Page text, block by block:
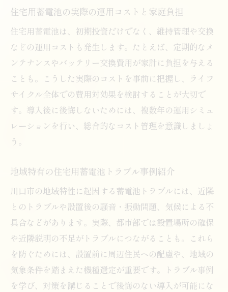
住宅用蓄電池の実際の運用コストと家庭負担
住宅用蓄電池は、初期投資だけでなく、維持管理や交換
などの運用コストも発生します。たとえば、定期的なメ
ンテナンスやバッテリー交換費用が家計に負担を与える
ことも。こうした実際のコストを事前に把握し、ライフ
サイクル全体での費用対効果を検討することが大切で
す。導入後に後悔しないためには、複数年の運用シミュ
レーションを行い、総合的なコスト管理を意識しましょ
う。
地域特有の住宅用蓄電池トラブル事例紹介
川口市の地域特性に起因する蓄電池トラブルには、近隣
とのトラブルや設置後の騒音・振動問題、気候による不
具合などがあります。実際、都市部では設置場所の確保
や近隣説明の不足がトラブルにつながることも。これら
を防ぐためには、設置前に周辺住民への配慮や、地域の
気象条件を踏まえた機種選定が重要です。トラブル事例
を学び、対策を講じることで後悔のない導入が可能にな